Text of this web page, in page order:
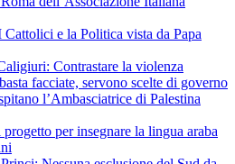
e la Politica vista da Papa
Contrastare la violenza
facciate, servono scelte di governo
l’Ambasciatrice di Palestina
per insegnare la lingua araba